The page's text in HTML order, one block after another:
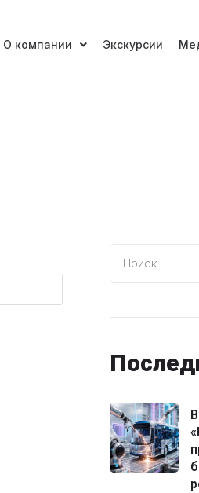
О компании Экскурсии